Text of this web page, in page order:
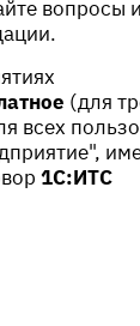
вопросы
(для
всех
1С:ИТС